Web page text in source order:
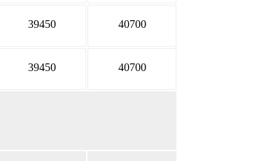
39450 40700
39450 40700